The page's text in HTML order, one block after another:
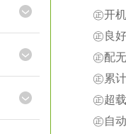
㊣开
㊣良
㊣配
㊣累
㊣超
㊣自